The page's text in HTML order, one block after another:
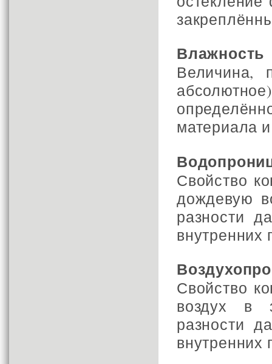
Влажность
Величина,
материала
Свойство
дождевую
разности
внутренних
Свойство
воздух в
разности
внутренних